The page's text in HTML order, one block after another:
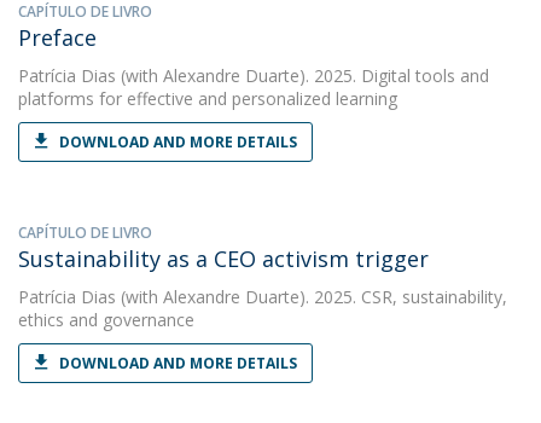
CAPÍTULO DE LIVRO
Preface
Patrícia Dias (with Alexandre Duarte). 2025. Digital tools and
platforms for effective and personalized learning
DOWNLOAD AND MORE DETAILS
CAPÍTULO DE LIVRO
Sustainability as a CEO activism trigger
Patrícia Dias (with Alexandre Duarte). 2025. CSR, sustainability,
ethics and governance
DOWNLOAD AND MORE DETAILS